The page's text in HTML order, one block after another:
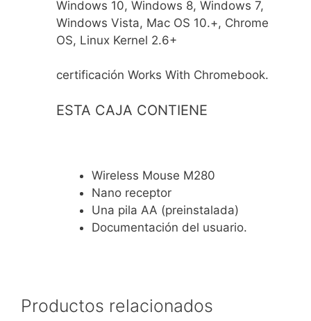
Windows 10, Windows 8, Windows 7,
Windows Vista, Mac OS 10.+, Chrome
OS, Linux Kernel 2.6+
certificación Works With Chromebook.
ESTA CAJA CONTIENE
Wireless Mouse M280
Nano receptor
Una pila AA (preinstalada)
Documentación del usuario.
Productos relacionados